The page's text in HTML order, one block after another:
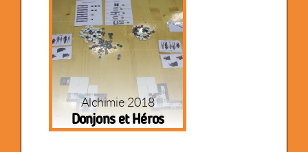
Alchimie 2018
Donjons et Héros